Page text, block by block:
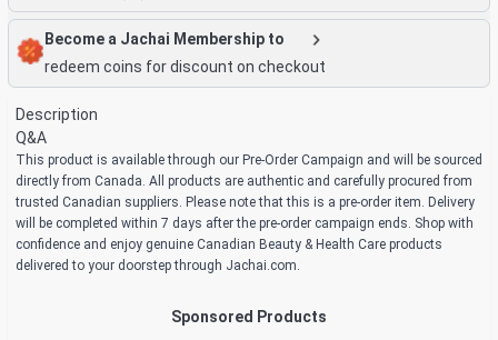
Become a Jachai Membership to
redeem coins for discount on checkout
Description
Q&A
This product is available through our Pre-Order Campaign and will be sourced
directly from Canada. All products are authentic and carefully procured from
trusted Canadian suppliers. Please note that this is a pre-order item. Delivery
will be completed within 7 days after the pre-order campaign ends. Shop with
confidence and enjoy genuine Canadian Beauty & Health Care products
delivered to your doorstep through Jachai.com.
Sponsored Products